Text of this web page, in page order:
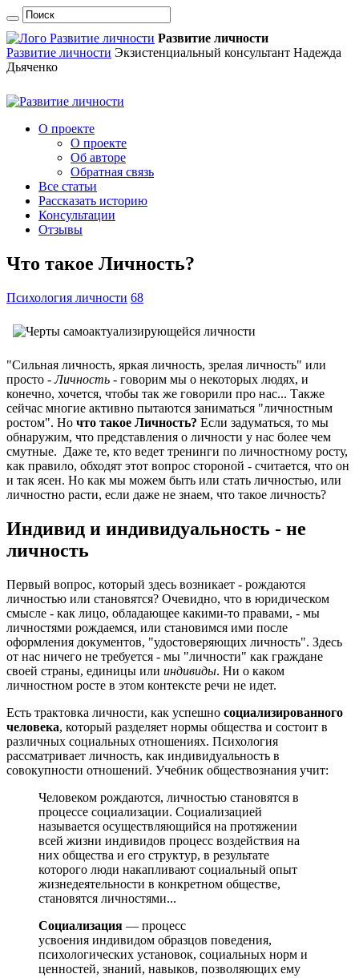
Развитие личности
Развитие личности Экзистенциальный консультант Надежда
Дьяченко
О проекте
О проекте
Об авторе
Обратная связь
Все статьи
Рассказать историю
Консультации
Отзывы
Что такое Личность?
Психология личности 68
"Сильная личность, яркая личность, зрелая личность" или
просто -Личность - говорим мы о некоторых людях, и
конечно, хочется, чтобы так же говорили про нас... Также
сейчас многие активно пытаются заниматься "личностным
ростом". Но что такое Личность? Если задуматься, то мы
обнаружим, что представления о личности у нас более чем
смутные. Даже те, кто ведет тренинги по личностному росту,
как правило, обходят этот вопрос стороной - считается, что он
и так ясен. Но как мы можем быть или стать личностью, или
личностно расти, если даже не знаем, что такое личность?
Индивид и индивидуальность - не
личность
Первый вопрос, который здесь возникает - рождаются
личностью или становятся? Очевидно, что в юридическом
смысле - как лицо, обладающее какими-то правами, - мы
личностями рождаемся, или становимся ими после
оформления документов, "удостоверяющих личность". Здесь
от нас ничего не требуется - мы "личности" как граждане
своей страны, единицы или индивиды. Ни о каком
личностном росте в этом контексте речи не идет.
Есть трактовка личности, как успешно социализированного
человека, который разделяет нормы общества и состоит в
различных социальных отношениях. Психология
рассматривает личность, как индивидуальность в
совокупности отношений. Учебник обществознания учит:
Человеком рождаются, личностью становятся в
процессе социализации. Социализацией
называется осуществляющийся на протяжении
всей жизни индивидов процесс воздействия на
них общества и его структур, в результате
которого люди накапливают социальный опыт
жизнедеятельности в конкретном обществе,
становятся личностями...
Социализация — процесс
усвоения индивидом образцов поведения,
психологических установок, социальных норм и
ценностей, знаний, навыков, позволяющих ему